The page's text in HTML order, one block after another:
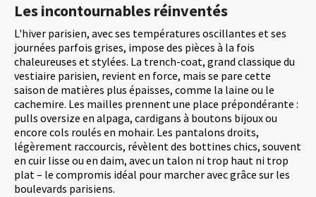
Les incontournables réinventés
L'hiver parisien, avec ses températures oscillantes et ses
journées parfois grises, impose des pièces à la fois
chaleureuses et stylées. La trench-coat, grand classique du
vestiaire parisien, revient en force, mais se pare cette
saison de matières plus épaisses, comme la laine ou le
cachemire. Les mailles prennent une place prépondérante :
pulls oversize en alpaga, cardigans à boutons bijoux ou
encore cols roulés en mohair. Les pantalons droits,
légèrement raccourcis, révèlent des bottines chics, souvent
en cuir lisse ou en daim, avec un talon ni trop haut ni trop
plat – le compromis idéal pour marcher avec grâce sur les
boulevards parisiens.